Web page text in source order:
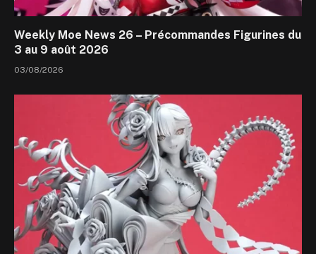
Weekly Moe News 26 – Précommandes Figurines du
3 au 9 août 2026
03/08/2026